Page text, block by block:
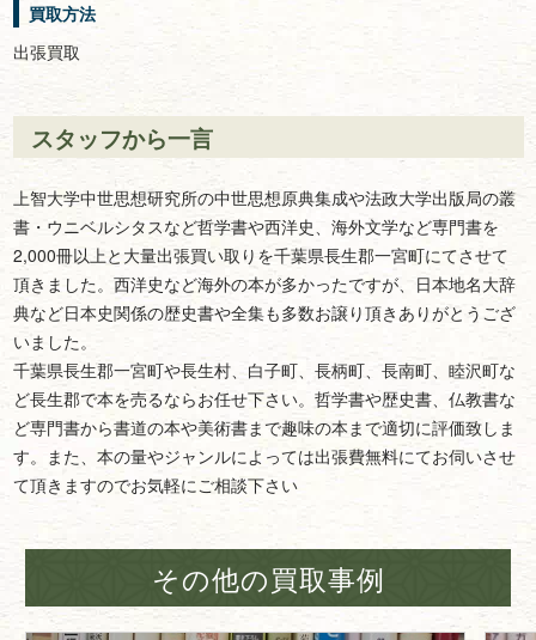
買取方法
出張買取
スタッフから一言
上智大学中世思想研究所の中世思想原典集成や法政大学出版局の叢
書・ウニベルシタスなど哲学書や西洋史、海外文学など専門書を
2,000冊以上と大量出張買い取りを千葉県長生郡一宮町にてさせて
頂きました。西洋史など海外の本が多かったですが、日本地名大辞
典など日本史関係の歴史書や全集も多数お譲り頂きありがとうござ
いました。
千葉県長生郡一宮町や長生村、白子町、長柄町、長南町、睦沢町な
ど長生郡で本を売るならお任せ下さい。哲学書や歴史書、仏教書な
ど専門書から書道の本や美術書まで趣味の本まで適切に評価致しま
す。また、本の量やジャンルによっては出張費無料にてお伺いさせ
て頂きますのでお気軽にご相談下さい
その他の買取事例